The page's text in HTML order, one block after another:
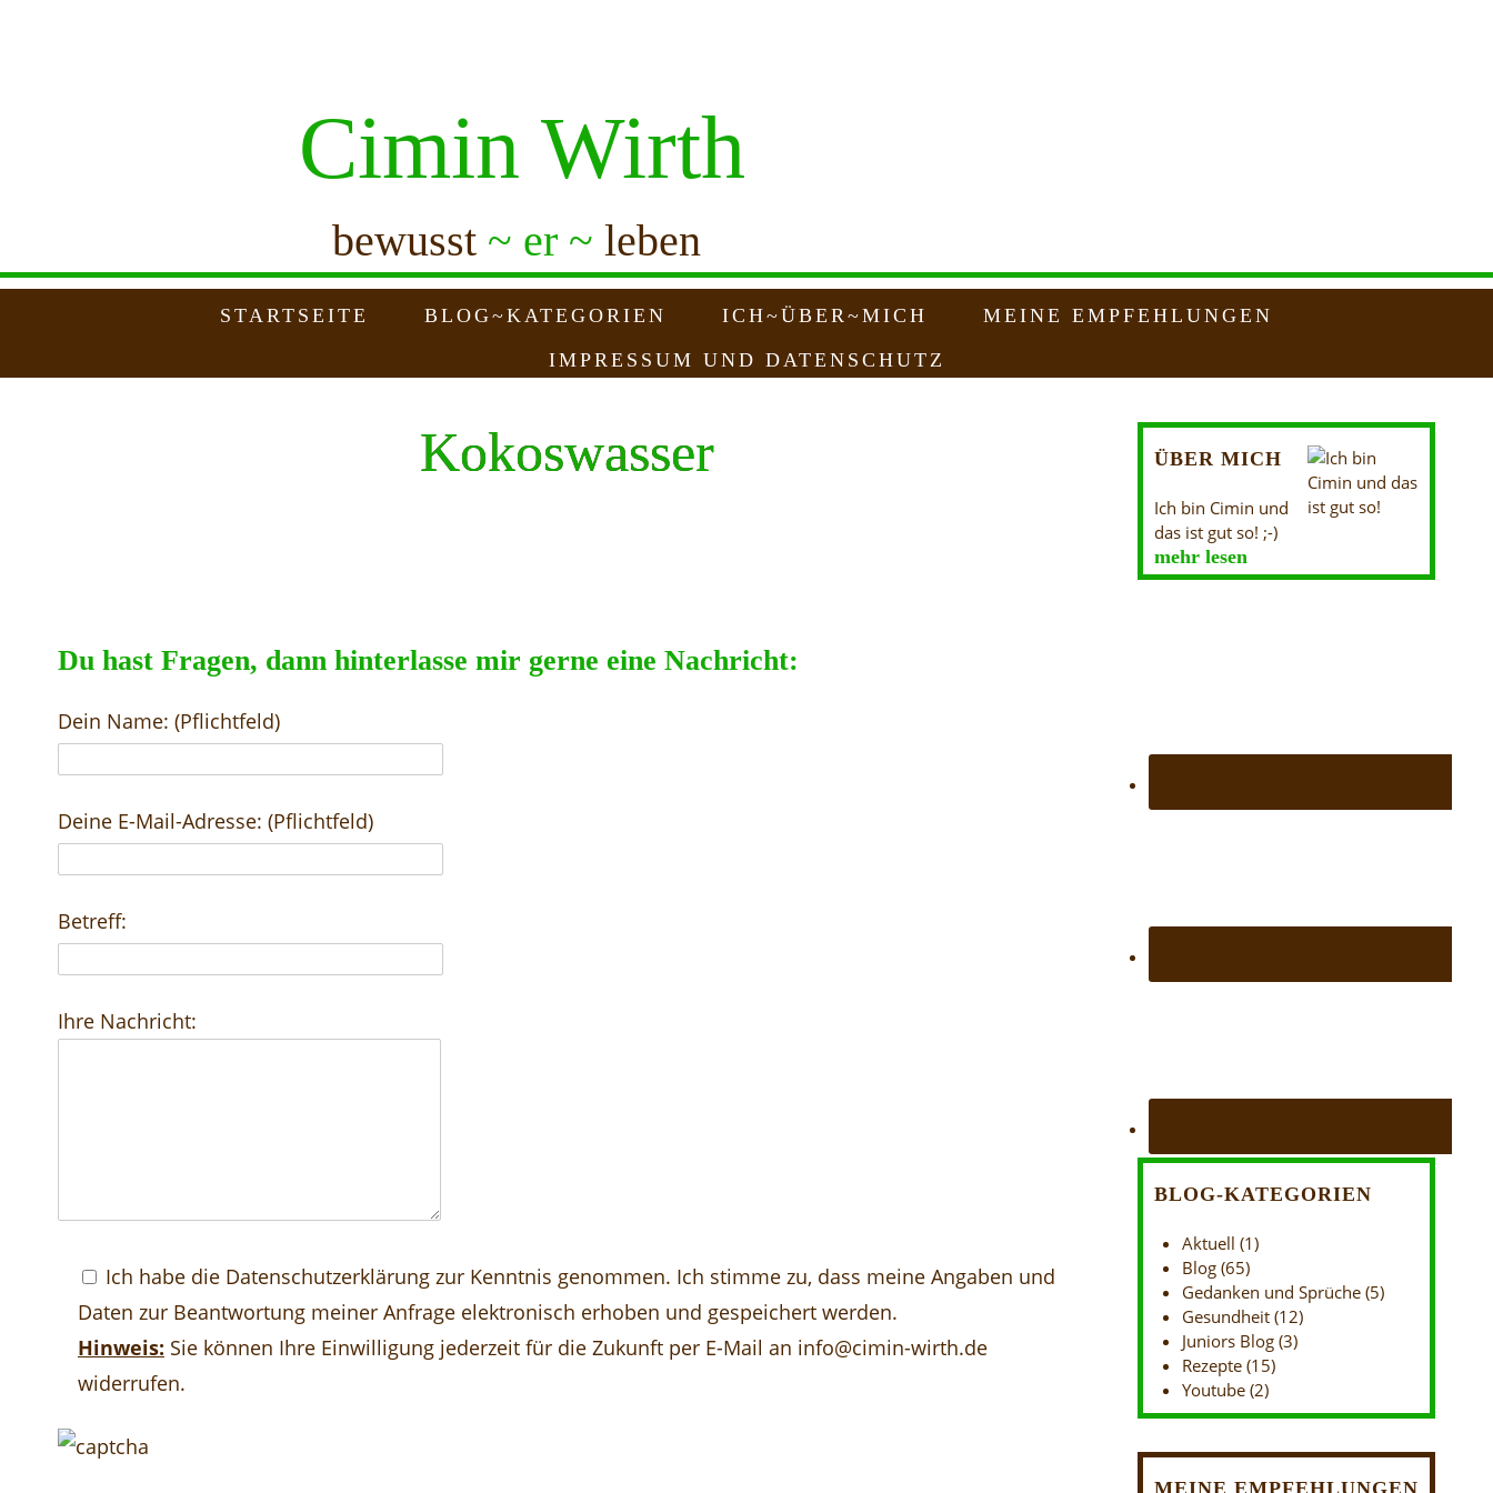
Cimin Wirth
bewusst ~ er ~leben
STARTSEITE BLOG~KATEGORIEN ICH~ÜBER~MICH
MEINE EMPFEHLUNGEN
IMPRESSUM UND DATENSCHUTZ
Kokoswasser
Du hast Fragen, dann hinterlasse mir gerne eine Nachricht:
Dein Name: (Pflichtfeld)
Deine E-Mail-Adresse: (Pflichtfeld)
Betreff:
Ihre Nachricht:
Ich habe die Datenschutzerklärung zur Kenntnis genommen. Ich stimme zu, dass meine Angaben und
Daten zur Beantwortung meiner Anfrage elektronisch erhoben und gespeichert werden.
Hinweis: Sie können Ihre Einwilligung jederzeit für die Zukunft per E-Mail an info@cimin-wirth.de
widerrufen.
ÜBER MICH
Ich bin Cimin und
das ist gut so! ;-)
mehr lesen
BLOG-KATEGORIEN
Aktuell (1)
Blog (65)
Gedanken und Sprüche (5)
Gesundheit (12)
Juniors Blog (3)
Rezepte (15)
Youtube (2)
MEINE EMPFEHLUNGEN